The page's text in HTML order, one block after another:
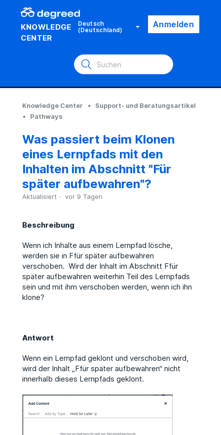
KNOWLEDGE
CENTER
Deutsch
(Deutschland) Anmelden
Knowledge Center
Support- und Beratungsartikel
Pathways
Was passiert beim Klonen
eines Lernpfads mit den
Inhalten im Abschnitt "Für
später aufbewahren"?
Aktualisiert vor 9 Tagen
Beschreibung
Wenn ich Inhalte aus einem Lernpfad lösche,
werden sie in Ffür später aufbewahren
verschoben. Wird der Inhalt im Abschnitt Ffür
später aufbewahren weiterhin Teil des Lernpfads
sein und mit ihm verschoben werden, wenn ich ihn
klone?
Antwort
Wenn ein Lernpfad geklont und verschoben wird,
wird der Inhalt „Ffür später aufbewahren“ nicht
innerhalb dieses Lernpfads geklont.